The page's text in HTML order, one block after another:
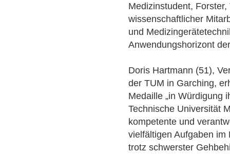
Medizinstudent,
wissenschaftlicher
und
Anwendungshorizont
Doris Hartmann (51),
der TUM in Garching,
Medaille „in Würdigung
Technische Universität
kompetente und
vielfältigen Aufgaben
trotz schwerster